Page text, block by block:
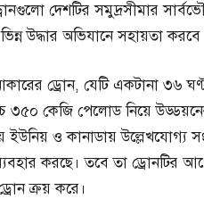
দেশটির সমুদ্রসীমার
উদ্ধার অভিযানে সহায়তা
ড্রোন, যেটি একটানা ৩৬
৩৫০ কেজি পেলোড নিয়ে
ইউনিয় ও কানাডায় উল্লেখযোগ্য
করছে। তবে তা ড্রোনটির
ক্রয় করে।